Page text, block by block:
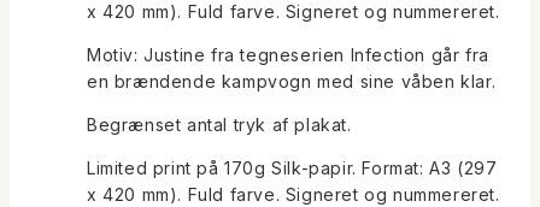
var:
kr.75.
er:
kr.50.
x 420 mm). Fuld farve. Signeret og nummereret.
Motiv: Justine fra tegneserien Infection går fra
en brændende kampvogn med sine våben klar.
Begrænset antal tryk af plakat.
Limited print på 170g Silk-papir. Format: A3 (297
x 420 mm). Fuld farve. Signeret og nummereret.